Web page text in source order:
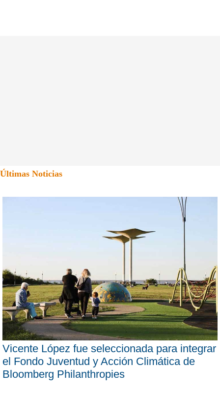
Últimas Noticias
Vicente López fue seleccionada para integrar
el Fondo Juventud y Acción Climática de
Bloomberg Philanthropies